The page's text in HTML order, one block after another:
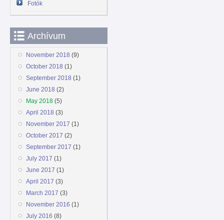
Fotók
Archívum
November 2018 (9)
October 2018 (1)
September 2018 (1)
June 2018 (2)
May 2018(5)
April 2018 (3)
November 2017 (1)
October 2017 (2)
September 2017 (1)
July 2017 (1)
June 2017 (1)
April 2017 (3)
March 2017 (3)
November 2016 (1)
July 2016 (8)